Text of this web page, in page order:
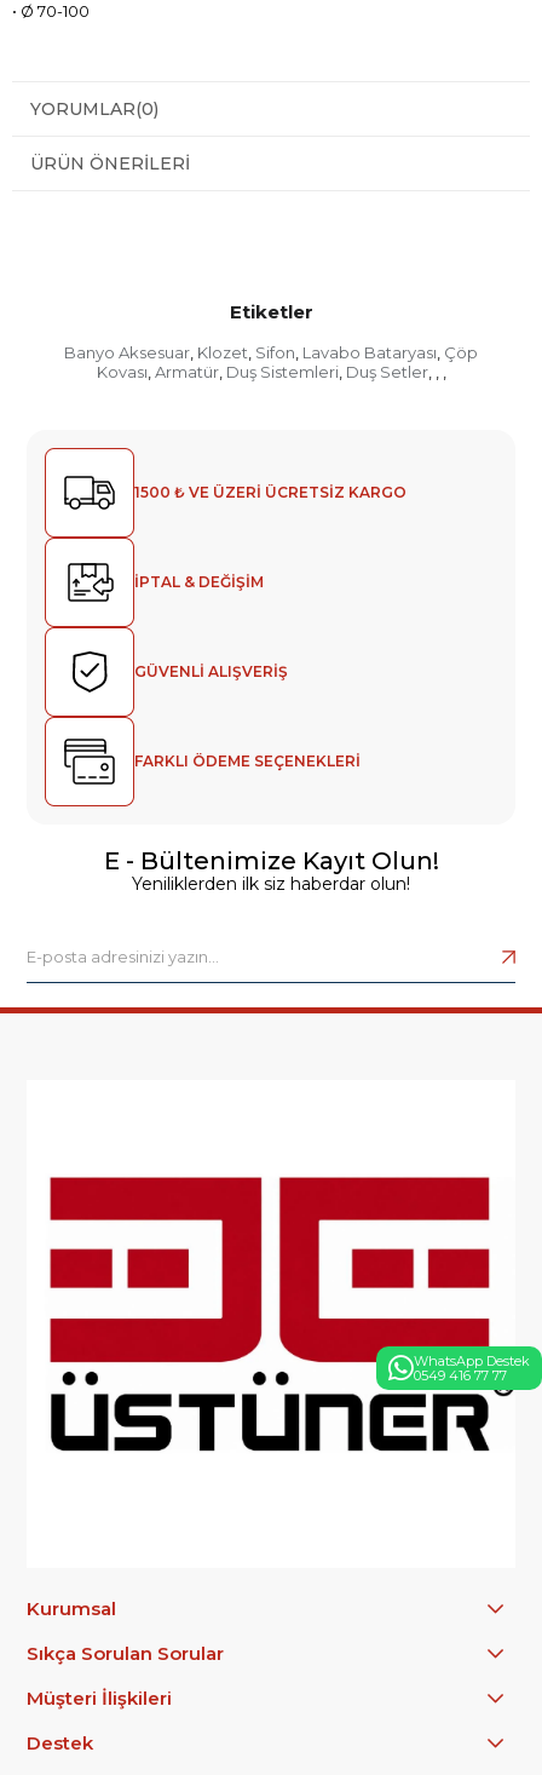
• Ø 70-100
YORUMLAR(0)
ÜRÜN ÖNERILERI
Etiketler
Banyo Aksesuar Klozet Sifon Lavabo Bataryası Çöp
Kovası Armatür, Duş Sistemleri, Duş Setler,
1500 ₺ VE ÜZERİ ÜCRETSİZ KARGO
İPTAL & DEĞİŞİM
GÜVENLİ ALIŞVERİŞ
FARKLI ÖDEME SEÇENEKLERİ
E - Bültenimize Kayıt Olun!
Yeniliklerden ilk siz haberdar olun!
Kurumsal
Sıkça Sorulan Sorular
Müşteri İlişkileri
Destek
WhatsApp Destek
0549 416 77 77